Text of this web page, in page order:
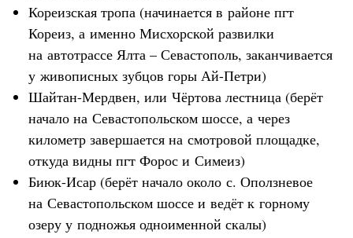
Кореизская тропа (начинается в районе пгт
Кореиз, а именно Мисхорской развилки
на автотрассе Ялта – Севастополь, заканчивается
у живописных зубцов горы Ай-Петри)
Шайтан-Мердвен, или Чёртова лестница (берёт
начало на Севастопольском шоссе, а через
километр завершается на смотровой площадке,
откуда видны пгт Форос и Симеиз)
Биюк-Исар (берёт начало около с. Оползневое
на Севастопольском шоссе и ведёт к горному
озеру у подножья одноименной скалы)